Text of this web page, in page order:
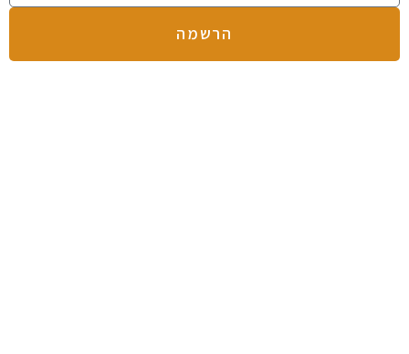
הרשמה